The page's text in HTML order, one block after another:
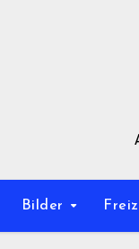
Bilder